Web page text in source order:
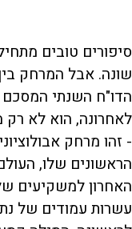
סיפורים טובים
לאחרונה, הוא לא רק
- זהו מרחק
הראשונים שלו,
עשרות עמודים של